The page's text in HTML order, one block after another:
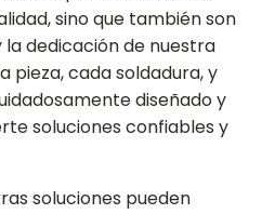
sino que también son
dedicación de nuestra
pieza, cada soldadura, y
diseñado y
soluciones confiables y
soluciones pueden